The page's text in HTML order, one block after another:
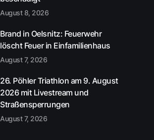
August 8, 2026
Brand in Oelsnitz: Feuerwehr
löscht Feuer in Einfamilienhaus
August 7, 2026
26. Pöhler Triathlon am 9. August
2026 mit Livestream und
Straßensperrungen
August 7, 2026